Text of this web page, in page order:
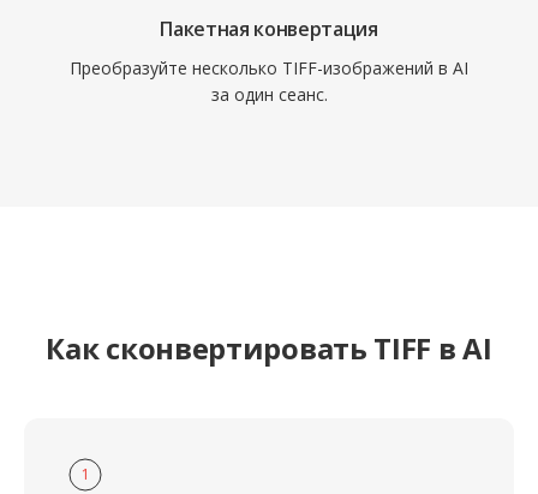
Пакетная конвертация
Преобразуйте несколько TIFF-изображений в AI
за один сеанс.
Как сконвертировать TIFF в AI
1